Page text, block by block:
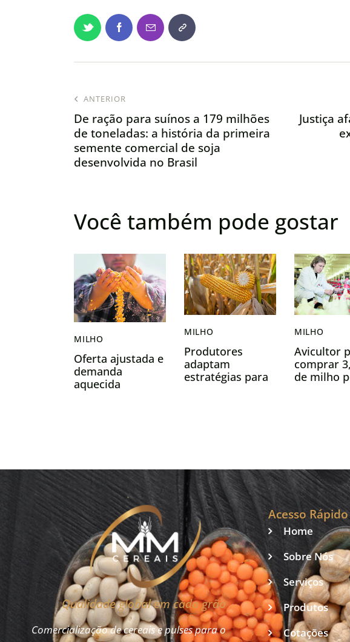
ANTERIOR
De ração para suínos a 179 milhões
de toneladas: a história da primeira
semente comercial de soja
desenvolvida no Brasil
Justiça
Você também pode gostar
MILHO
Oferta ajustada e
demanda
aquecida
MILHO
Produtores
adaptam
estratégias para
MILHO
Avicultor
comprar
de milho
Qualidade global em cada grão
Comercialização de cereais e pulses para o
Acesso Rápido
Home
Sobre Nós
Serviços
Produtos
Cotações